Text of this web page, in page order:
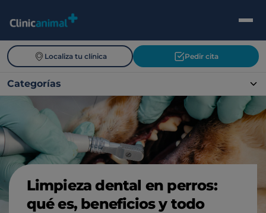
Localiza tu clínica Pedir cita
Categorías
Limpieza dental en perros:
qué es, beneficios y todo